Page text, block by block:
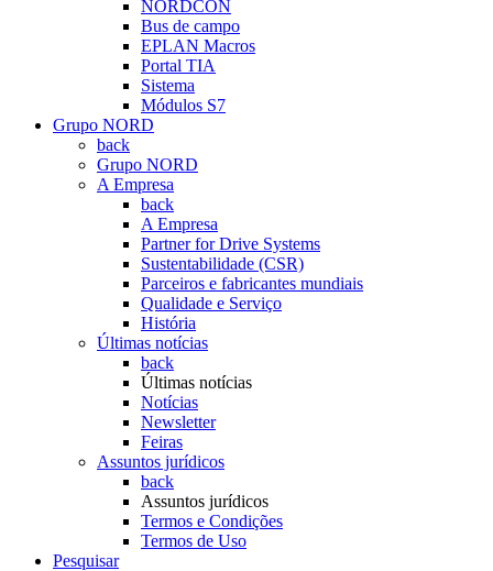
NORDCON
Bus de campo
EPLAN Macros
Portal TIA
Sistema
Módulos S7
Grupo NORD
back
Grupo NORD
A Empresa
back
A Empresa
Partner for Drive Systems
Sustentabilidade (CSR)
Parceiros e fabricantes mundiais
Qualidade e Serviço
História
Últimas notícias
back
Últimas notícias
Notícias
Newsletter
Feiras
Assuntos jurídicos
back
Assuntos jurídicos
Termos e Condições
Termos de Uso
Pesquisar